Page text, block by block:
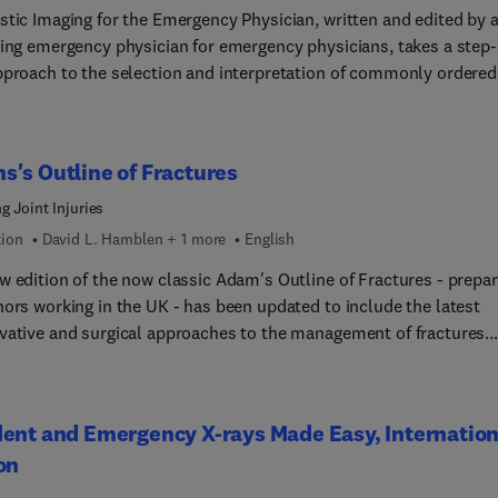
Fremdsprachenführer im Anhang mit gängigen
Wörte... für das Patientengespräch auf Englisch,
Italienisch, Spanisch, Polnisch, Serbo-kroatisch, Türkisch,
Imaging for the Emergency Physician, written and edited by a
emergency physician for emergency physicians, takes a
to the selection and interpretation of commonly ordered
and discusses hot topics such as radiation risks, oral and
in abdominal CT, MRI versus CT for occult hip injury, and more.
Imaging for the Emergency Physician was awarded a 2011
Outline of Fractures
Joint Injuries
David L. Hamblen + 1 more English
edition of the now classic Adam's Outline of Fractures -
working in the UK - has been updated to include the latest
and surgical approaches to the management of fractures.
injuries.
and Emergency X-rays Made Easy,